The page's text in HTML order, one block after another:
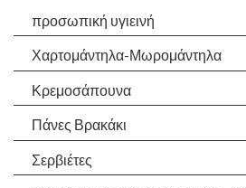
προσωπική υγιεινή
Χαρτομάντηλα-Μωρομάντηλα
Κρεμοσάπουνα
Πάνες Βρακάκι
Σερβιέτες